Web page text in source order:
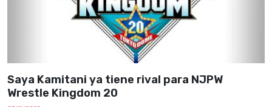
Saya Kamitani ya tiene rival para NJPW
Wrestle Kingdom 20